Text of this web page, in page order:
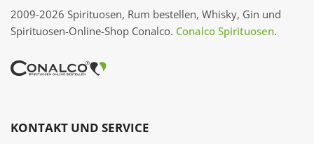
2009-2026 Spirituosen, Rum bestellen, Whisky, Gin und
Spirituosen-Online-Shop Conalco. Conalco Spirituosen.
KONTAKT UND SERVICE